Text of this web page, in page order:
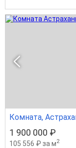
Комната,
1 900 000 ₽
105 556 ₽ за м2